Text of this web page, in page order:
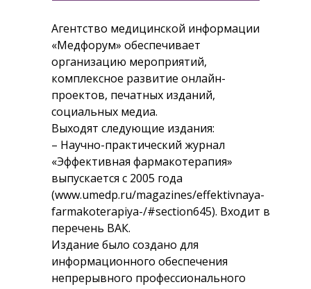
Агентство медицинской информации
«Медфорум» обеспечивает
организацию мероприятий,
комплексное развитие онлайн-
проектов, печатных изданий,
социальных медиа.
Выходят следующие издания:
– Научно-практический журнал
«Эффективная фармакотерапия»
выпускается с 2005 года
(www.umedp.ru/magazines/effektivnaya-
farmakoterapiya-/#section645). Входит в
перечень ВАК.
Издание было создано для
информационного обеспечения
непрерывного профессионального